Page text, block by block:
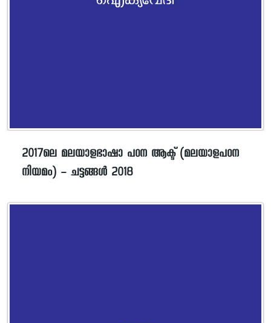
2017ലെ മലയാളഭാഷാ പഠന ആക്ട് (മലയാളപഠന
നിയമം) – ചട്ടങ്ങൾ 2018